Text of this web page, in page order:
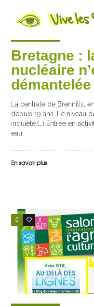
Bretagne :
nucléaire
La centrale de Brennilis,
depuis 19 ans. Le niveau
inquiète.(…) Entrée en
eau
En savoir plus
0 0